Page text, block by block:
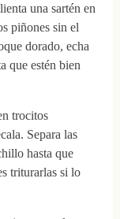
una sartén en
piñones sin el
dorado, echa
que estén bien
trocitos
Separa las
hasta que
triturarlas si lo